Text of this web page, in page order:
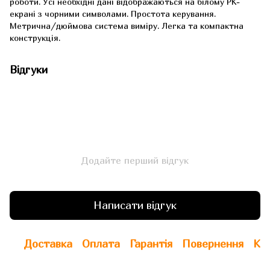
екрані з чорними символами. Простота керування.
Метрична/дюймова система виміру. Легка та компактна
конструкція.
Відгуки
Додайте перший відгук
Написати відгук
Доставка Оплата Гарантія Повернення